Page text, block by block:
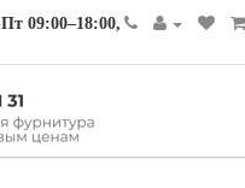
09:00–18:00,